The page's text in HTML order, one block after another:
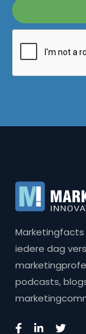
iedere dag
podcasts,